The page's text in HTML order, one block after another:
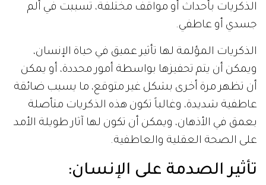
الذكريات بأحداث أو مواقف مختلفة، تسببت في ألم
جسدي أو عاطفي.
الذكريات المؤلمة لها تأثير عميق في حياة الإنسان،
ويمكن أن يتم تحفيزها بواسطة أمور محددة، أو يمكن
أن تظهر مرة أخرى بشكل غير متوقع، ما يسبب ضائقة
عاطفية شديدة، وغالباً تكون هذه الذكريات متأصلة
بعمق في الأذهان، ويمكن أن تكون لها آثار طويلة الأمد
على الصحة العقلية والعاطفية.
تأثير الصدمة على الإنسان: